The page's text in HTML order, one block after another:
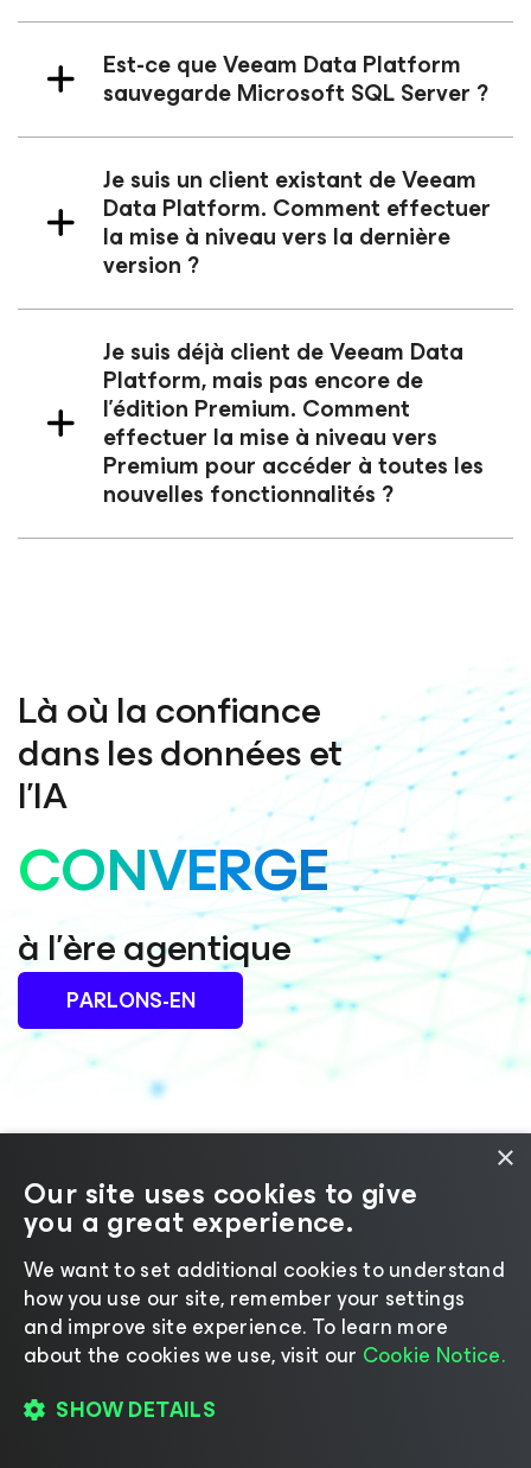
Est-ce que Veeam Data Platform
sauvegarde Microsoft SQL Server ?
Je suis un client existant de Veeam
Data Platform. Comment effectuer
la mise à niveau vers la dernière
version ?
Je suis déjà client de Veeam Data
Platform, mais pas encore de
l’édition Premium. Comment
effectuer la mise à niveau vers
Premium pour accéder à toutes les
nouvelles fonctionnalités ?
Là où la confiance
dans les données et
l’IA
CONVERGE
à l’ère agentique
PARLONS-EN
×
Our site uses cookies to give
you a great experience.
We want to set additional cookies to understand
how you use our site, remember your settings
and improve site experience. ​To learn more
about the cookies we use, visit our Cookie Notice.
SHOW DETAILS